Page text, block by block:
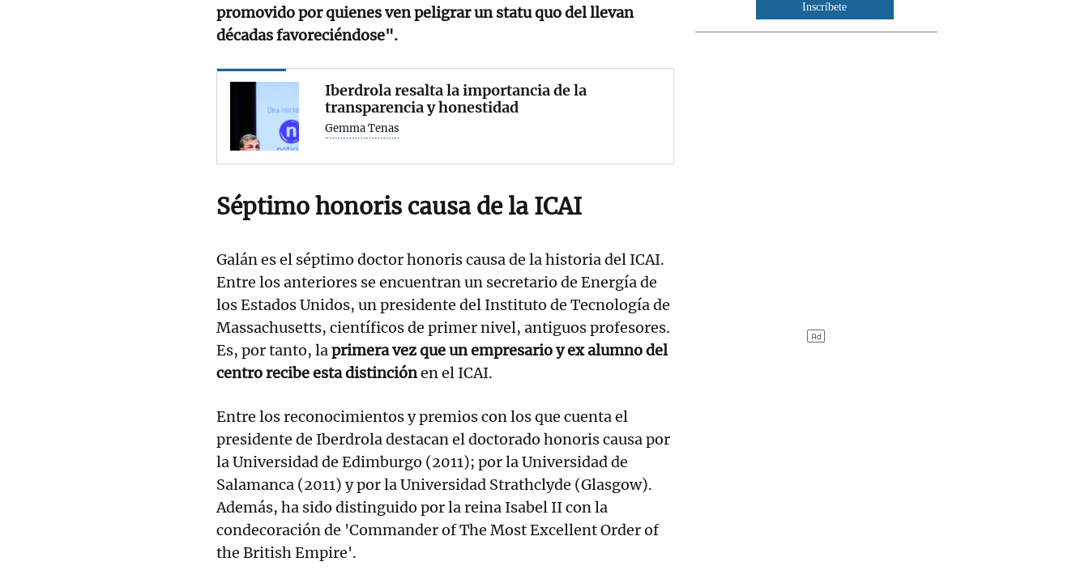
promovido por quienes ven peligrar un statu quo del llevan
décadas favoreciéndose".
Iberdrola resalta la importancia de la
transparencia y honestidad
Gemma Tenas
Séptimo honoris causa de la ICAI
Galán es el séptimo doctor honoris causa de la historia del ICAI.
Entre los anteriores se encuentran un secretario de Energía de
los Estados Unidos, un presidente del Instituto de Tecnología de
Massachusetts, científicos de primer nivel, antiguos profesores.
Es, por tanto, laprimera vez que un empresario y ex alumno del
centro recibe esta distinciónen el ICAI.
Entre los reconocimientos y premios con los que cuenta el
presidente de Iberdrola destacan el doctorado honoris causa por
la Universidad de Edimburgo (2011); por la Universidad de
Salamanca (2011) y por la Universidad Strathclyde (Glasgow).
Además, ha sido distinguido por la reina Isabel II con la
condecoración de 'Commander of The Most Excellent Order of
the British Empire'.
Inscríbete